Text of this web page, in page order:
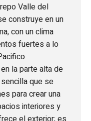
Valle del
construye en un
con un clima
fuertes a lo
la parte alta de
que se
para crear una
interiores y